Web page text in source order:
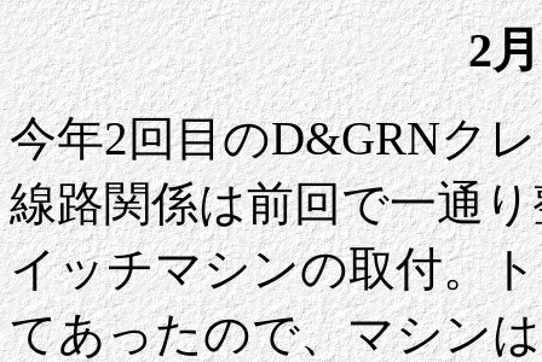
2
今年2回目のD&GRNク
線路関係は前回で一通
イッチマシンの取付。
てあったので、マシン